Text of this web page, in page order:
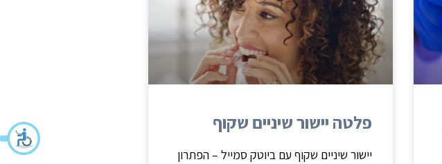
פלטה יישור שיניים שקוף
יישור שיניים שקוף עם ביוטק סמייל – הפתרון